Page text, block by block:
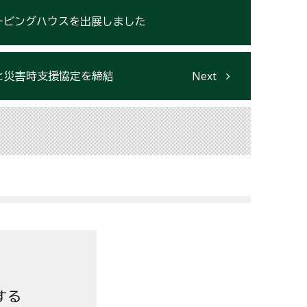
ングハウスを出展しました
災害時支援協定を締結
る